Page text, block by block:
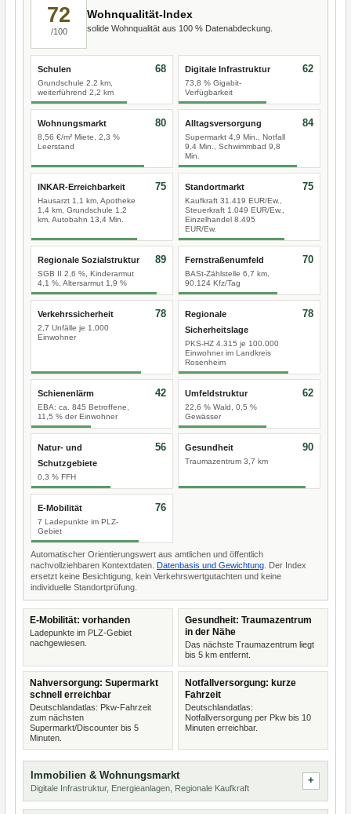
72
/100
Wohnqualität-Index
solide Wohnqualität aus 100 % Datenabdeckung.
Schulen
Grundschule 2,2 km,
weiterführend 2,2 km
68 Digitale Infrastruktur
73,8 % Gigabit-
Verfügbarkeit
62
Wohnungsmarkt
8,56 €/m² Miete, 2,3 %
Leerstand
80 Alltagsversorgung
Supermarkt 4,9 Min., Notfall
9,4 Min., Schwimmbad 9,8
Min.
84
INKAR-Erreichbarkeit
Hausarzt 1,1 km, Apotheke
1,4 km, Grundschule 1,2
km, Autobahn 13,4 Min.
75 Standortmarkt
Kaufkraft 31.419 EUR/Ew.,
Steuerkraft 1.049 EUR/Ew.,
Einzelhandel 8.495
EUR/Ew.
75
Regionale Sozialstruktur
SGB II 2,6 %, Kinderarmut
4,1 %, Altersarmut 1,9 %
89 Fernstraßenumfeld
BASt-Zählstelle 6,7 km,
90.124 Kfz/Tag
70
Verkehrssicherheit
2,7 Unfälle je 1.000
Einwohner
78
Regionale
Sicherheitslage
PKS-HZ 4.315 je 100.000
Einwohner im Landkreis
Rosenheim
78
Schienenlärm
EBA: ca. 845 Betroffene,
11,5 % der Einwohner
42 Umfeldstruktur
22,6 % Wald, 0,5 %
Gewässer
62
Natur- und
Schutzgebiete
0,3 % FFH
56 Gesundheit
Traumazentrum 3,7 km
90
E-Mobilität
7 Ladepunkte im PLZ-
Gebiet
76
Automatischer Orientierungswert aus amtlichen und öffentlich
nachvollziehbaren Kontextdaten. Datenbasis und Gewichtung . Der Index
ersetzt keine Besichtigung, kein Verkehrswertgutachten und keine
individuelle Standortprüfung.
E-Mobilität: vorhanden
Ladepunkte im PLZ-Gebiet
nachgewiesen.
Gesundheit: Traumazentrum
in der Nähe
Das nächste Traumazentrum liegt
bis 5 km entfernt.
Nahversorgung: Supermarkt
schnell erreichbar
Deutschlandatlas: Pkw-Fahrzeit
zum nächsten
Supermarkt/Discounter bis 5
Minuten.
Notfallversorgung: kurze
Fahrzeit
Deutschlandatlas:
Notfallversorgung per Pkw bis 10
Minuten erreichbar.
Immobilien & Wohnungsmarkt
Digitale Infrastruktur, Energieanlagen, Regionale Kaufkraft